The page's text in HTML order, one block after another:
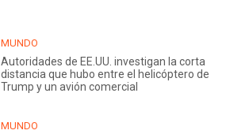
MUNDO
Autoridades de EE.UU. investigan la corta
distancia que hubo entre el helicóptero de
Trump y un avión comercial
MUNDO